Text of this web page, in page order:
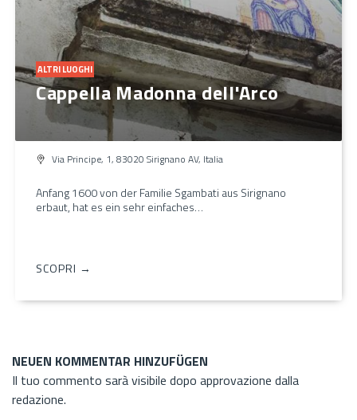
ALTRI LUOGHI
Cappella Madonna dell'Arco
Via Principe, 1, 83020 Sirignano AV, Italia
Anfang 1600 von der Familie Sgambati aus Sirignano
erbaut, hat es ein sehr einfaches…
SCOPRI →
NEUEN KOMMENTAR HINZUFÜGEN
Il tuo commento sarà visibile dopo approvazione dalla
redazione.